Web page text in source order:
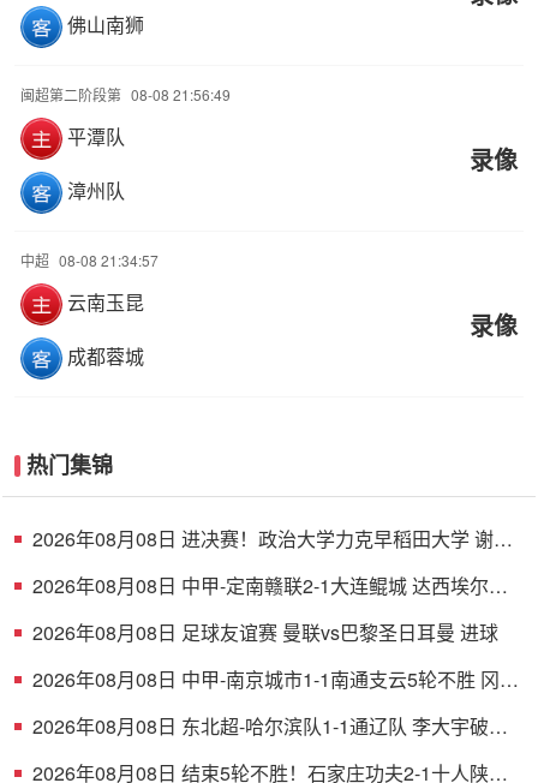
佛山南狮
闽超第二阶段第 08-08 21:56:49
平潭队
漳州队
录像
中超 08-08 21:34:57
云南玉昆
成都蓉城
录像
热门集锦
2026年08月08日 进决赛！政治大学力克早稻田大学 谢昀
2026年08月08日 中甲-定南赣联2-1大连鲲城 达西埃尔两
2026年08月08日 足球友谊赛 曼联vs巴黎圣日耳曼 进球
2026年08月08日 中甲-南京城市1-1南通支云5轮不胜 冈萨
2026年08月08日 东北超-哈尔滨队1-1通辽队 李大宇破门
2026年08月08日 结束5轮不胜！石家庄功夫2-1十人陕西